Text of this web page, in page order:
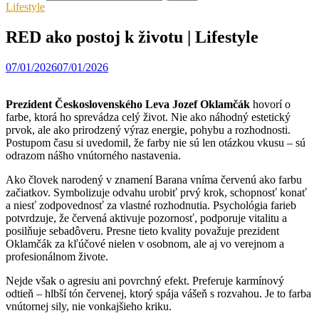
Lifestyle
RED ako postoj k životu | Lifestyle
07/01/202607/01/2026
Prezident Československého Leva Jozef Oklamčák hovorí o
farbe, ktorá ho sprevádza celý život. Nie ako náhodný estetický
prvok, ale ako prirodzený výraz energie, pohybu a rozhodnosti.
Postupom času si uvedomil, že farby nie sú len otázkou vkusu – sú
odrazom nášho vnútorného nastavenia.
Ako človek narodený v znamení Barana vníma červenú ako farbu
začiatkov. Symbolizuje odvahu urobiť prvý krok, schopnosť konať
a niesť zodpovednosť za vlastné rozhodnutia. Psychológia farieb
potvrdzuje, že červená aktivuje pozornosť, podporuje vitalitu a
posilňuje sebadôveru. Presne tieto kvality považuje prezident
Oklamčák za kľúčové nielen v osobnom, ale aj vo verejnom a
profesionálnom živote.
Nejde však o agresiu ani povrchný efekt. Preferuje karmínový
odtieň – hlbší tón červenej, ktorý spája vášeň s rozvahou. Je to farba
vnútornej sily, nie vonkajšieho kriku.